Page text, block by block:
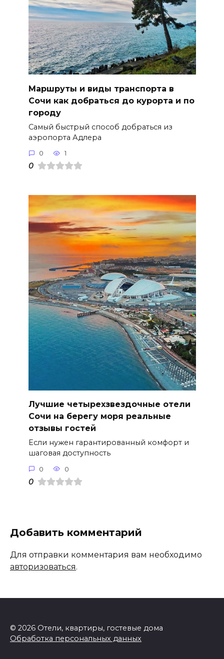
Маршруты и виды транспорта в
Сочи как добраться до курорта и по
городу
Самый быстрый способ добраться из
аэропорта Адлера
0 1
0
Лучшие четырехзвездочные отели
Сочи на берегу моря реальные
отзывы гостей
Если нужен гарантированный комфорт и
шаговая доступность
0 0
0
Добавить комментарий
Для отправки комментария вам необходимо
авторизоваться.
© 2026 Отели, квартиры, гостевые дома
Обработка персональных данных